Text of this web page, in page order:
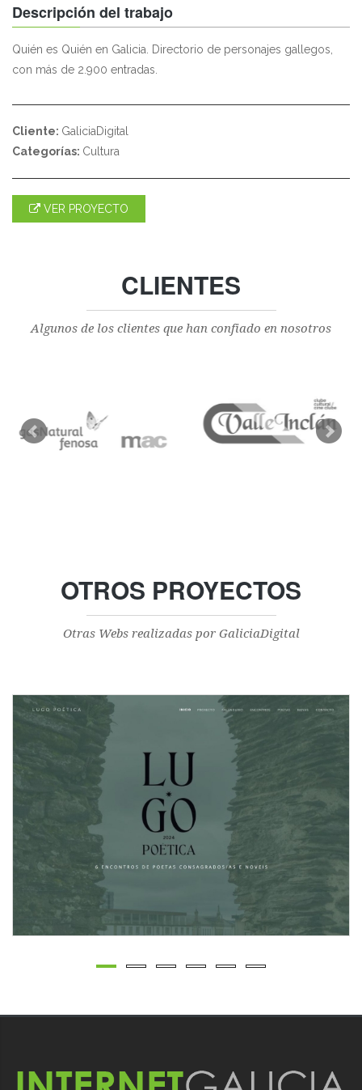
Descripción del trabajo
Quién es Quién en Galicia. Directorio de personajes gallegos,
con más de 2.900 entradas.
Cliente: GaliciaDigital
Categorías: Cultura
VER PROYECTO
CLIENTES
Algunos de los clientes que han confiado en nosotros
OTROS PROYECTOS
Otras Webs realizadas por GaliciaDigital